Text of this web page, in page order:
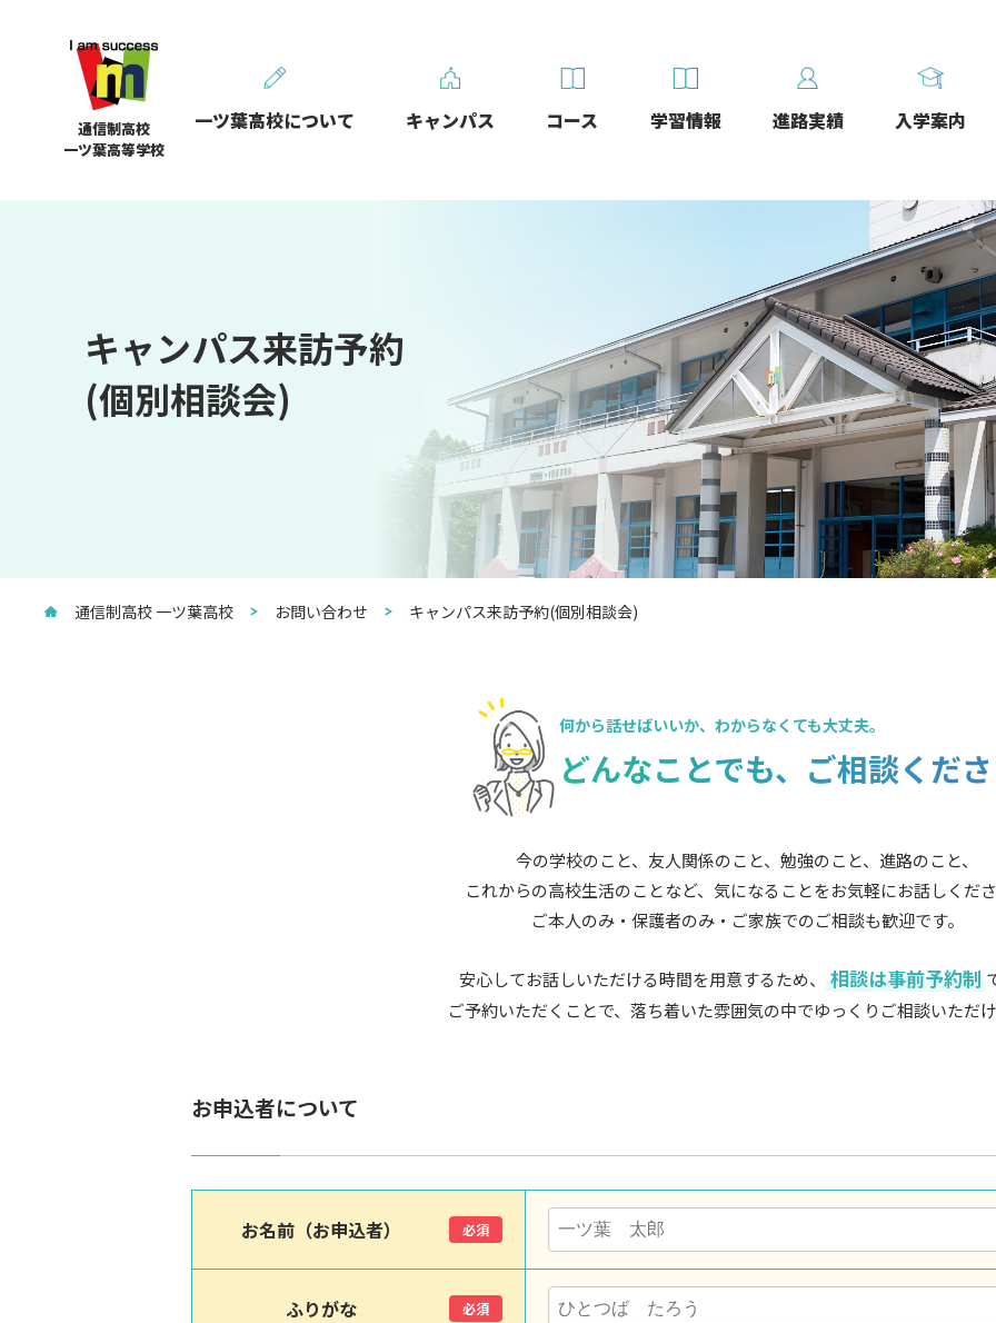
通信制高校
一ツ葉高等学校
一ツ葉高校について キャンパス コース 学習情報 進路実績 入学案内
キャンパス来訪予約
(個別相談会)
通信制高校 一ツ葉高校 お問い合わせ キャンパス来訪予約(個別相談会)
何から話せばいいか、 わからなくても大丈夫。
どんなことでも、 ご相談くだ
今の学校のこと、友人関係のこと、勉強のこと、進路のこと、
これからの高校生活のことなど、気になることをお気軽にお話しくだ
ご本人のみ・保護者のみ・ご家族でのご相談も歓迎です。
安心してお話しいただける時間を用意するため、 相談は事前予約制
ご予約いただくことで、落ち着いた雰囲気の中でゆっくりご相談いただ
お申込者について
お名前（お申込者） 必須
ふりがな 必須